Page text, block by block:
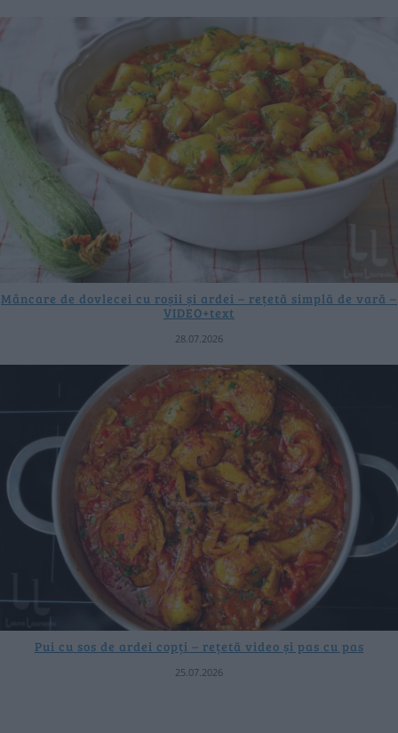
Mâncare de dovlecei cu roșii și ardei – rețetă simplă de vară –
VIDEO+text
28.07.2026
Pui cu sos de ardei copți – rețetă video și pas cu pas
25.07.2026